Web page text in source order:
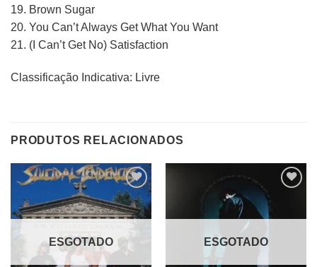
19. Brown Sugar
20. You Can’t Always Get What You Want
21. (I Can’t Get No) Satisfaction
Classificação Indicativa: Livre
PRODUTOS RELACIONADOS
Adicionar
a lista de
desejos
ESGOTADO
Adicionar
a lista de
desejos
ESGOTADO